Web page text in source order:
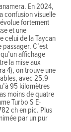
En 2024,
confusion visuelle
fortement
et une
celui de la Taycan
C’est
affichage
la mise aux
4), on trouve une
avec 25,9
95 kilomètres
moins de quatre
Turbo S E-
ch en pic. Plus
par un pur